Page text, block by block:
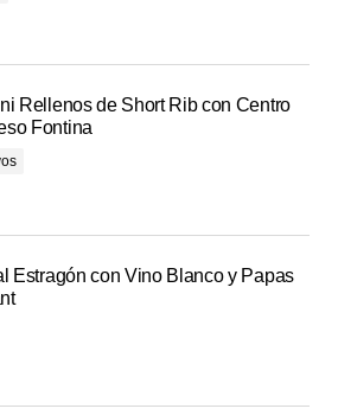
Rellenos de Short Rib con Centro
Fontina
Estragón con Vino Blanco y Papas